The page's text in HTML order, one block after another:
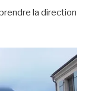
la direction